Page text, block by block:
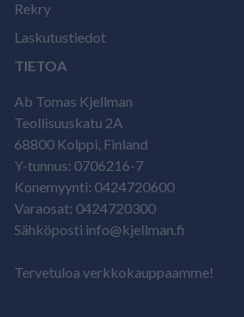
Rekry
Laskutustiedot
TIETOA
Ab Tomas Kjellman
Teollisuuskatu 2A
68800 Kolppi, Finland
Y-tunnus: 0706216-7
Konemyynti: 0424720600
Varaosat: 0424720300
Sähköposti info@kjellman.fi
Tervetuloa verkkokauppaamme!